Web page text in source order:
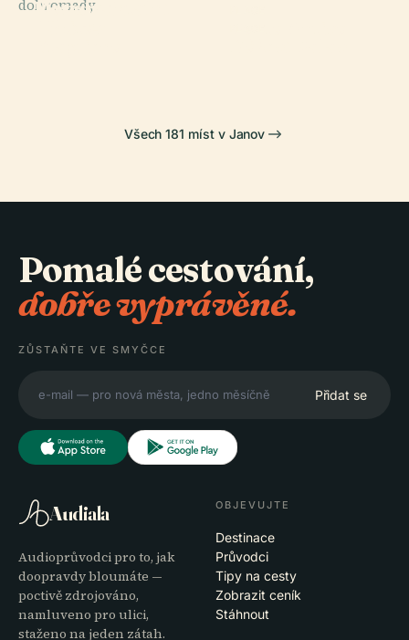
dohromady.
Katedrála V
Monumentální
Všech 181 míst v Janov
Pomalé cestování,
dobře vyprávěné.
ZŮSTAŇTE VE SMYČCE
Přidat se
Audiala
Audioprůvodci pro to, jak
doopravdy bloumáte —
poctivě zdrojováno,
namluveno pro ulici,
staženo na jeden zátah.
OBJEVUJTE
Destinace
Průvodci
Tipy na cesty
Zobrazit ceník
Stáhnout